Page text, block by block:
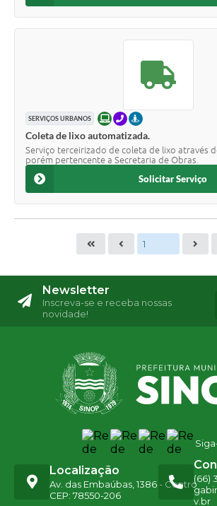
SERVIÇOS URBANOS ONLINETELEFONEPRESENCIAL
Coleta de lixo automatizada.
Serviço terceirizado de coleta de lixo através
porém pertencente a Secretaria de Obras.
Solicitar Serviço
Newsletter
Inscreva-se e receba nossas
novidade!
Localização
Av. das Embaúbas, 1386 - Centro
CEP: 78550-206
(66)
v.br